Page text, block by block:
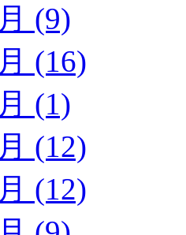
(9)
(16)
(1)
(12)
(12)